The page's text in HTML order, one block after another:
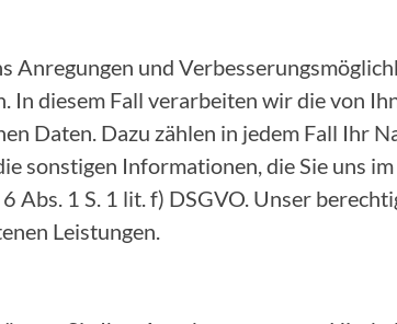
Anregungen und
In diesem Fall verarbeiten wir die von
Daten. Dazu zählen in jedem Fall Ihr
sonstigen Informationen, die Sie uns
1 S. 1 lit. f) DSGVO. Unser
Leistungen.